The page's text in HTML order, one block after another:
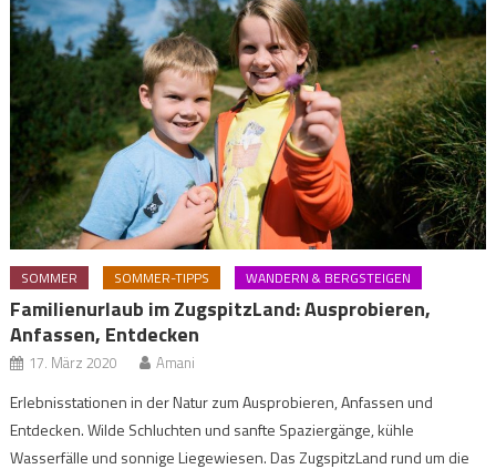
SOMMER SOMMER-TIPPS WANDERN & BERGSTEIGEN
Familienurlaub im ZugspitzLand: Ausprobieren,
Anfassen, Entdecken
17. März 2020 Amani
Erlebnisstationen in der Natur zum Ausprobieren, Anfassen und
Entdecken. Wilde Schluchten und sanfte Spaziergänge, kühle
Wasserfälle und sonnige Liegewiesen. Das ZugspitzLand rund um die